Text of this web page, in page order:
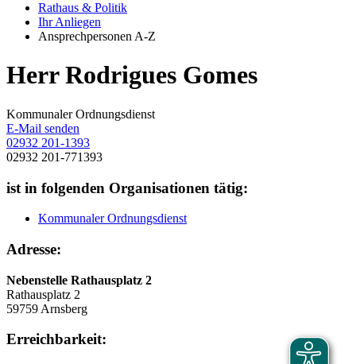
Rathaus & Politik
Ihr Anliegen
Ansprechpersonen A-Z
Herr Rodrigues Gomes
Kommunaler Ordnungsdienst
E-Mail senden
02932 201-1393
02932 201-771393
ist in folgenden Organisationen tätig:
Kommunaler Ordnungsdienst
Adresse:
Nebenstelle Rathausplatz 2
Rathausplatz 2
59759 Arnsberg
Erreichbarkeit: